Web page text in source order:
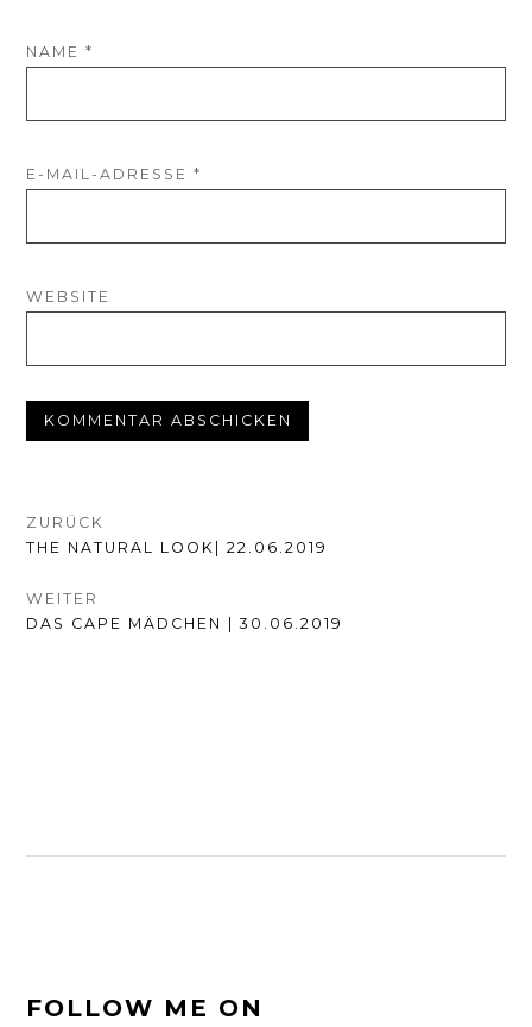
NAME*
E-MAIL-ADRESSE*
WEBSITE
BEITRAGSNAVIGATION
ZURÜCK
VORHERIGER
THE NATURAL LOOK| 22.06.2019
WEITER
NÄCHSTER
DAS CAPE MÄDCHEN | 30.06.2019
FOOTER-
FOLLOW ME ON